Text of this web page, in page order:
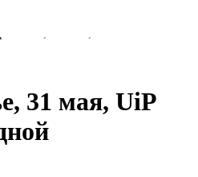
31 мая, UiP Service
31 мая, UiP